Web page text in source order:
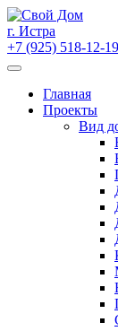
Skip
to
content
г. Истра
+7 (925) 518-12-19
Главная
Проекты
Вид